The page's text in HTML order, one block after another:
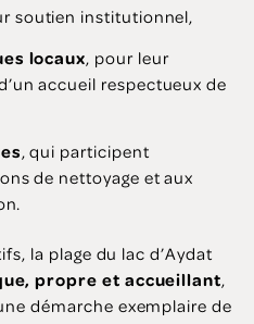
soutien institutionnel,
locaux, pour leur
accueil respectueux de
, qui participent
de nettoyage et aux
la plage du lac d’Aydat
propre et accueillant,
démarche exemplaire de